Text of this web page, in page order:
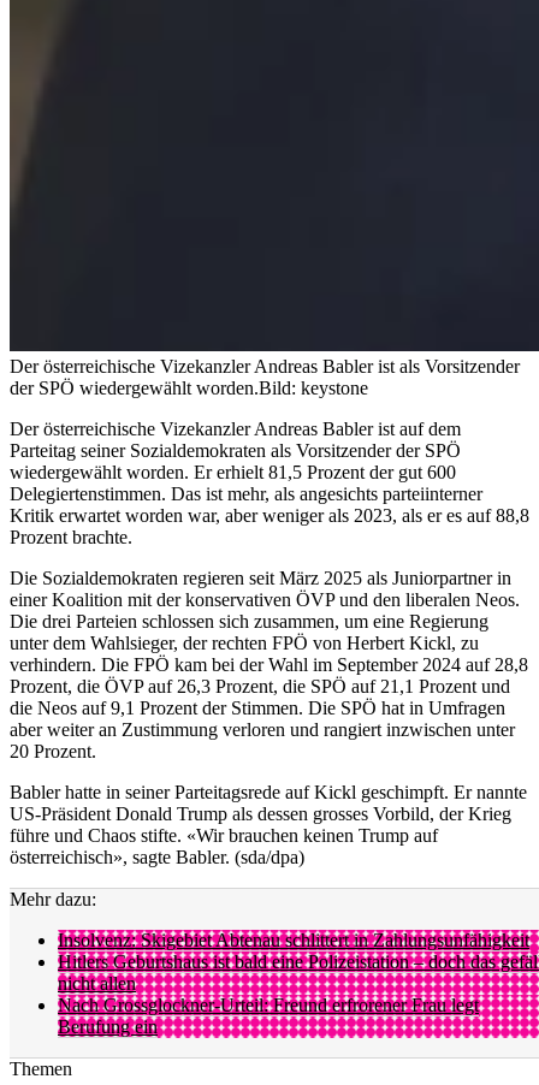
Der österreichische Vizekanzler Andreas Babler ist als Vorsitzender
der SPÖ wiedergewählt worden.Bild: keystone
Der österreichische Vizekanzler Andreas Babler ist auf dem
Parteitag seiner Sozialdemokraten als Vorsitzender der SPÖ
wiedergewählt worden. Er erhielt 81,5 Prozent der gut 600
Delegiertenstimmen. Das ist mehr, als angesichts parteiinterner
Kritik erwartet worden war, aber weniger als 2023, als er es auf 88,8
Prozent brachte.
Die Sozialdemokraten regieren seit März 2025 als Juniorpartner in
einer Koalition mit der konservativen ÖVP und den liberalen Neos.
Die drei Parteien schlossen sich zusammen, um eine Regierung
unter dem Wahlsieger, der rechten FPÖ von Herbert Kickl, zu
verhindern. Die FPÖ kam bei der Wahl im September 2024 auf 28,8
Prozent, die ÖVP auf 26,3 Prozent, die SPÖ auf 21,1 Prozent und
die Neos auf 9,1 Prozent der Stimmen. Die SPÖ hat in Umfragen
aber weiter an Zustimmung verloren und rangiert inzwischen unter
20 Prozent.
Babler hatte in seiner Parteitagsrede auf Kickl geschimpft. Er nannte
US-Präsident Donald Trump als dessen grosses Vorbild, der Krieg
führe und Chaos stifte. «Wir brauchen keinen Trump auf
österreichisch», sagte Babler. (sda/dpa)
Mehr dazu:
Insolvenz: Skigebiet Abtenau schlittert in Zahlungsunfähigkeit
Hitlers Geburtshaus ist bald eine Polizeistation – doch das
nicht allen
Nach Grossglockner-Urteil: Freund erfrorener Frau legt
Berufung ein
Themen